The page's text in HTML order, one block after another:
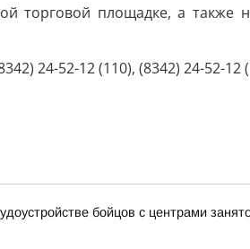
торговой площадке, а также
24-52-12 (110), (8342) 24-52-12
бойцов с центрами